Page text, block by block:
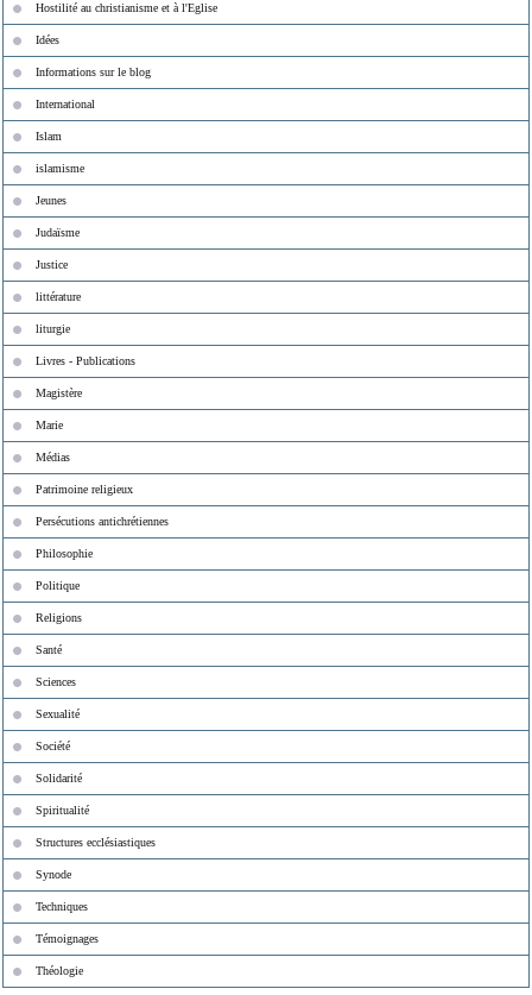
Hostilité au christianisme et à l'Eglise
Idées
Informations sur le blog
International
Islam
islamisme
Jeunes
Judaïsme
Justice
littérature
liturgie
Livres - Publications
Magistère
Marie
Médias
Patrimoine religieux
Persécutions antichrétiennes
Philosophie
Politique
Religions
Santé
Sciences
Sexualité
Société
Solidarité
Spiritualité
Structures ecclésiastiques
Synode
Techniques
Témoignages
Théologie